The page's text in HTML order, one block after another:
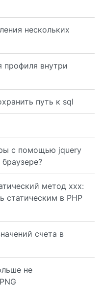
нескольких
профиля внутри
путь к sql
с помощью jquery
метод xxx:
статическим в PHP
счета в
не